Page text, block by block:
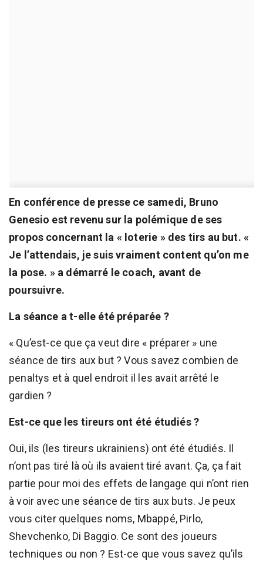
En conférence de presse ce samedi, Bruno
Genesio est revenu sur la polémique de ses
propos concernant la « loterie » des tirs au but. «
Je l’attendais, je suis vraiment content qu’on me
la pose. » a démarré le coach, avant de
poursuivre.
La séance a t-elle été préparée ?
« Qu’est-ce que ça veut dire « préparer » une
séance de tirs aux but ? Vous savez combien de
penaltys et à quel endroit il les avait arrêté le
gardien ?
Est-ce que les tireurs ont été étudiés ?
Oui, ils (les tireurs ukrainiens) ont été étudiés. Il
n’ont pas tiré là où ils avaient tiré avant. Ça, ça fait
partie pour moi des effets de langage qui n’ont rien
à voir avec une séance de tirs aux buts. Je peux
vous citer quelques noms, Mbappé, Pirlo,
Shevchenko, Di Baggio. Ce sont des joueurs
techniques ou non ? Est-ce que vous savez qu’ils